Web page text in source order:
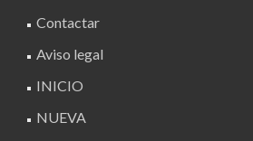
Contactar
Aviso legal
INICIO
NUEVA